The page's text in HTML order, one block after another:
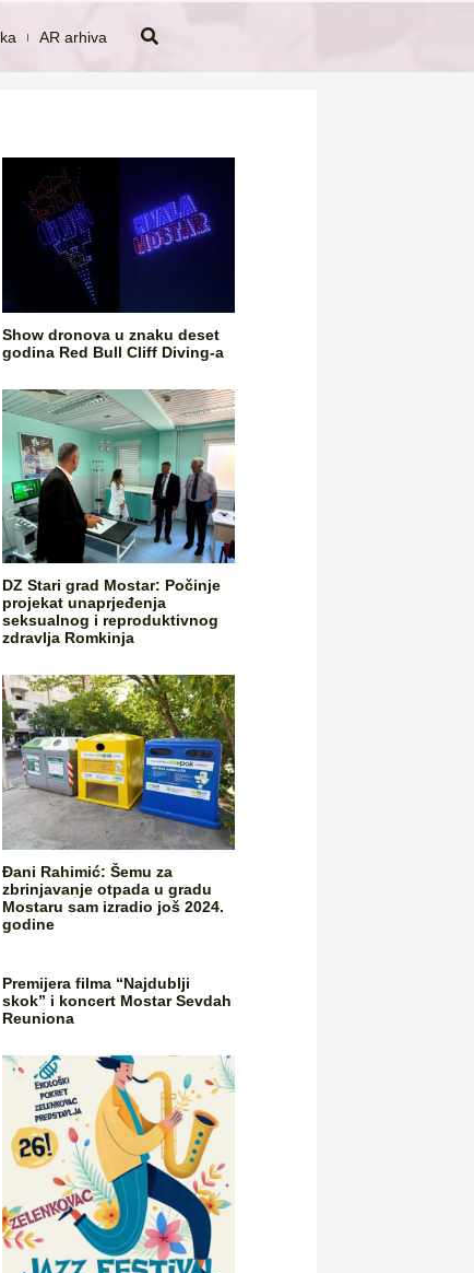
AR arhiva
Show dronova u znaku deset
godina Red Bull Cliff Diving-a
DZ Stari grad Mostar: Počinje
projekat unaprjeđenja
seksualnog i reproduktivnog
zdravlja Romkinja
Đani Rahimić: Šemu za
zbrinjavanje otpada u gradu
Mostaru sam izradio još 2024.
godine
Premijera filma “Najdublji
skok” i koncert Mostar Sevdah
Reuniona